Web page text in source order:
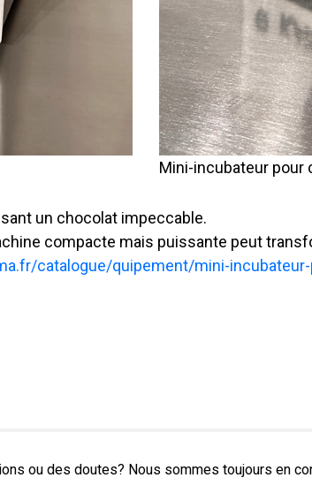
Mini-incubateur pour
un chocolat impeccable.
compacte mais puissante peut
catalogue/quipement/mini-
ou des doutes? Nous sommes toujours en